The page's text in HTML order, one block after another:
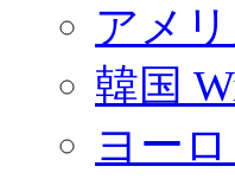
アメ
韓国
ヨー